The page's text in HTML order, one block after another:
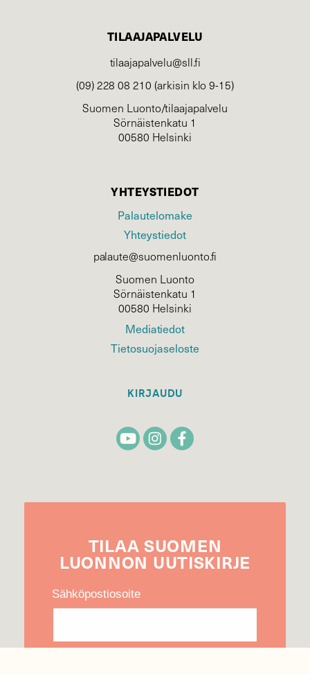
TILAAJAPALVELU
tilaajapalvelu@sll.fi
(09) 228 08 210 (arkisin klo 9-15)
Suomen Luonto/tilaajapalvelu
Sörnäistenkatu 1
00580 Helsinki
YHTEYSTIEDOT
Palautelomake
Yhteystiedot
palaute@suomenluonto.fi
Suomen Luonto
Sörnäistenkatu 1
00580 Helsinki
Mediatiedot
Tietosuojaseloste
KIRJAUDU
TILAA SUOMEN
LUONNON UUTIS­KIRJE
Sähköpostiosoite